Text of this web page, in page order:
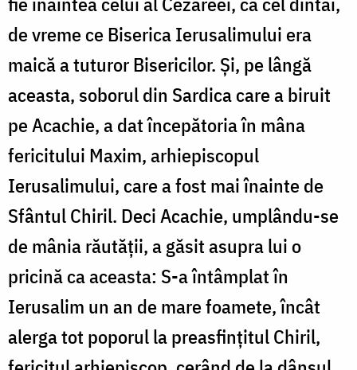
de vreme ce Biserica Ierusalimului era
maică a tuturor Bisericilor. Și, pe lângă
aceasta, soborul din Sardica care a biruit
pe Acachie, a dat începătoria în mâna
fericitului Maxim, arhiepiscopul
Ierusalimului, care a fost mai înainte de
Sfântul Chiril. Deci Acachie, umplându-se
de mânia răutății, a găsit asupra lui o
pricină ca aceasta: S-a întâmplat în
Ierusalim un an de mare foamete, încât
alerga tot poporul la preasfințitul Chiril,